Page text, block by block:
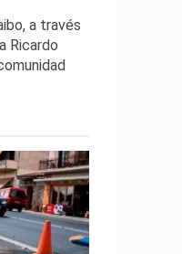
a través
Ricardo